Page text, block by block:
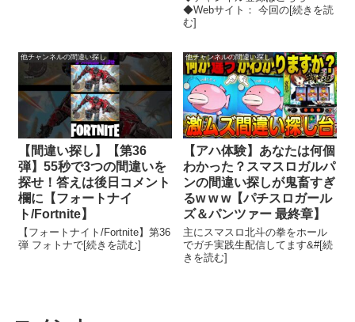
◆Webサイト： 今回の[続きを読
む]
他チャンネルの間違い探し
【間違い探し】【第36
弾】55秒で3つの間違いを
探せ！答えは後日コメント
欄に【フォートナイ
ト/Fortnite】
【フォートナイト/Fortnite】第36
弾 フォトナで[続きを読む]
他チャンネルの間違い探し
【アハ体験】あなたは何個
わかった？スマスロガルパ
ンの間違い探しが鬼畜すぎ
るw w w【パチスロガール
ズ＆パンツァー 最終章】
主にスマスロ北斗の拳をホール
でガチ実践生配信してます&#[続
きを読む]